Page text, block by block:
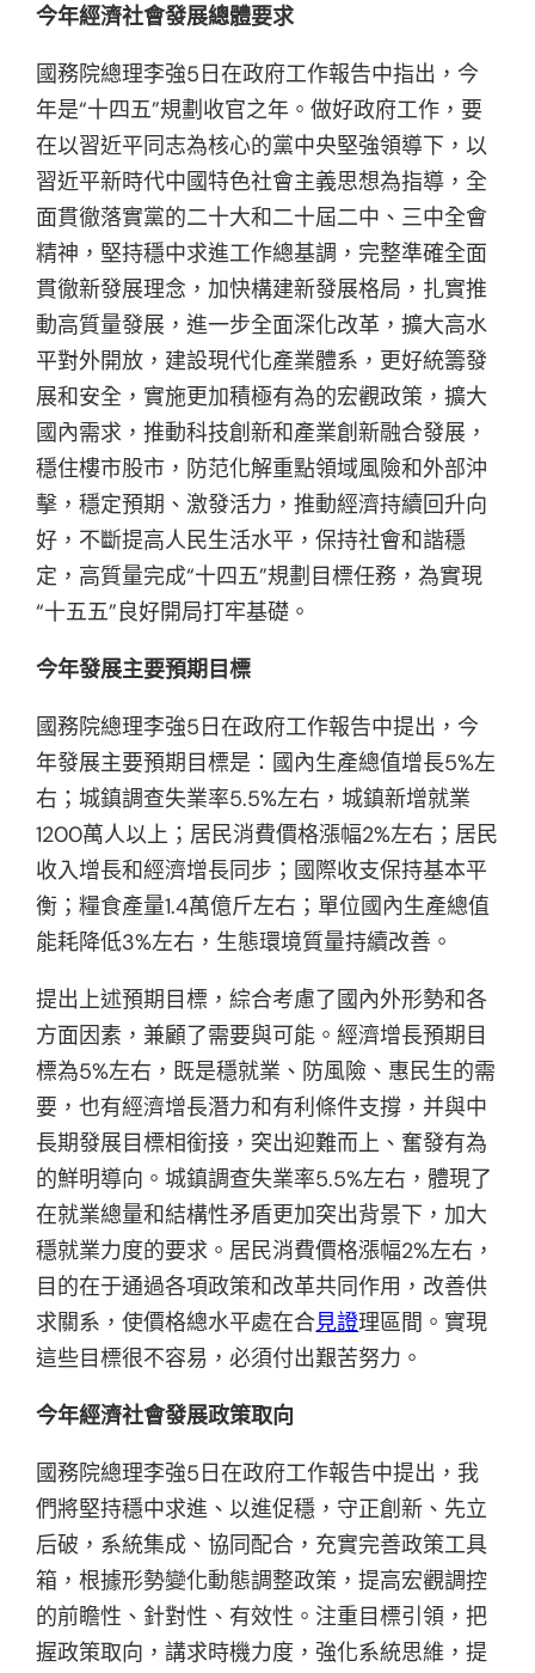
今年經濟社會發展總體要求
國務院總理李強5日在政府工作報告中指出，今
年是“十四五”規劃收官之年。做好政府工作，要
在以習近平同志為核心的黨中央堅強領導下，以
習近平新時代中國特色社會主義思想為指導，全
面貫徹落實黨的二十大和二十屆二中、三中全會
精神，堅持穩中求進工作總基調，完整準確全面
貫徹新發展理念，加快構建新發展格局，扎實推
動高質量發展，進一步全面深化改革，擴大高水
平對外開放，建設現代化產業體系，更好統籌發
展和安全，實施更加積極有為的宏觀政策，擴大
國內需求，推動科技創新和產業創新融合發展，
穩住樓市股市，防范化解重點領域風險和外部沖
擊，穩定預期、激發活力，推動經濟持續回升向
好，不斷提高人民生活水平，保持社會和諧穩
定，高質量完成“十四五”規劃目標任務，為實現
“十五五”良好開局打牢基礎。
今年發展主要預期目標
國務院總理李強5日在政府工作報告中提出，今
年發展主要預期目標是：國內生產總值增長5%左
右；城鎮調查失業率5.5%左右，城鎮新增就業
1200萬人以上；居民消費價格漲幅2%左右；居民
收入增長和經濟增長同步；國際收支保持基本平
衡；糧食產量1.4萬億斤左右；單位國內生產總值
能耗降低3%左右，生態環境質量持續改善。
提出上述預期目標，綜合考慮了國內外形勢和各
方面因素，兼顧了需要與可能。經濟增長預期目
標為5%左右，既是穩就業、防風險、惠民生的需
要，也有經濟增長潛力和有利條件支撐，并與中
長期發展目標相銜接，突出迎難而上、奮發有為
的鮮明導向。城鎮調查失業率5.5%左右，體現了
在就業總量和結構性矛盾更加突出背景下，加大
穩就業力度的要求。居民消費價格漲幅2%左右，
目的在于通過各項政策和改革共同作用，改善供
求關系，使價格總水平處在合見證理區間。實現
這些目標很不容易，必須付出艱苦努力。
今年經濟社會發展政策取向
國務院總理李強5日在政府工作報告中提出，我
們將堅持穩中求進、以進促穩，守正創新、先立
后破，系統集成、協同配合，充實完善政策工具
箱，根據形勢變化動態調整政策，提高宏觀調控
的前瞻性、針對性、有效性。注重目標引領，把
握政策取向，講求時機力度，強化系統思維，提